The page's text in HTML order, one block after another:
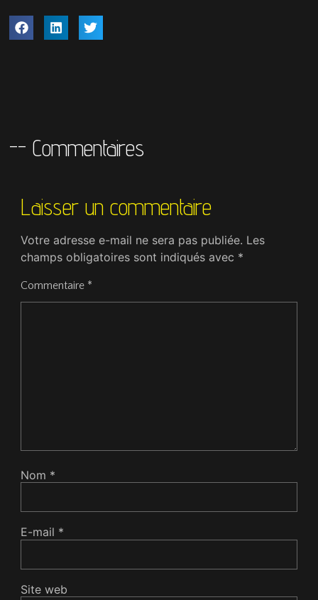
-- Commentaires
Laisser un commentaire
Votre adresse e-mail ne sera pas publiée. Les
champs obligatoires sont indiqués avec *
Commentaire *
Nom *
E-mail *
Site web